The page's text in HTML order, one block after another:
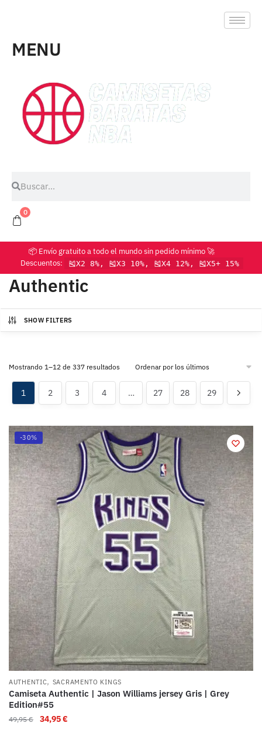
MENU
0
📦 Envío gratuito a todo el mundo sin pedido mínimo 🚀
Descuentos:
🎽X2 8%, 🎽X3 10%, 🎽X4 12%, 🎽X5+ 15%
Authentic
SHOW FILTERS
Mostrando 1–12 de 337 resultados
1 2 3 4 … 27 28 29
-30%
AUTHENTIC, SACRAMENTO KINGS
Camiseta Authentic | Jason Williams jersey Gris | Grey
Edition#55
49,95€ 34,95€